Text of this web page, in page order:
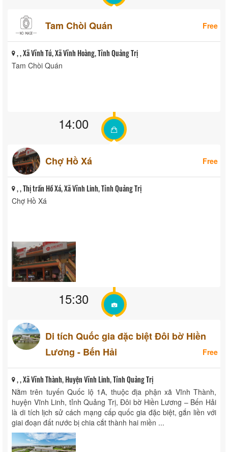
Tam Chòi Quán Free
, , Xã Vĩnh Tú, Xã Vĩnh Hoàng, Tỉnh Quảng Trị
Tam Chòi Quán
14:00
Chợ Hồ Xá Free
, , Thị trấn Hồ Xá, Xã Vĩnh Linh, Tỉnh Quảng Trị
Chợ Hồ Xá
15:30
Di tích Quốc gia đặc biệt Đôi bờ Hiền
Lương - Bến Hải
Free
, , Xã Vĩnh Thành, Huyện Vĩnh Linh, Tỉnh Quảng Trị
Nằm trên tuyến Quốc lộ 1A, thuộc địa phận xã Vĩnh Thành,
huyện Vĩnh Linh, tỉnh Quảng Trị, Đôi bờ Hiền Lương – Bến Hải
là di tích lịch sử cách mạng cấp quốc gia đặc biệt, gắn liền với
giai đoạn đất nước bị chia cắt thành hai miền ...